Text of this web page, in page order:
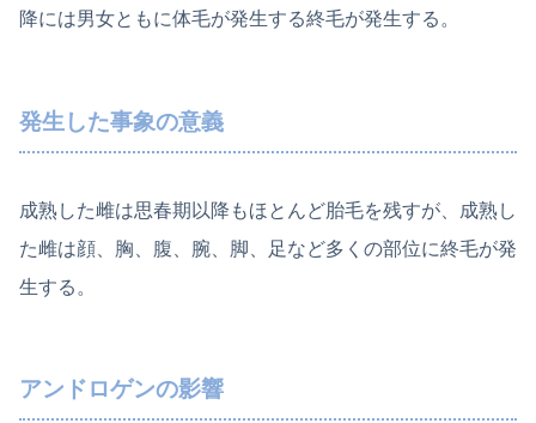
降には男女ともに体毛が発生する終毛が発生する。
発生した事象の意義
成熟した雌は思春期以降もほとんど胎毛を残すが、成熟し
た雌は顔、胸、腹、腕、脚、足など多くの部位に終毛が発
生する。
アンドロゲンの影響